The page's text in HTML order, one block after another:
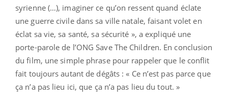
syrienne (…), imaginer ce qu’on ressent quand éclate
une guerre civile dans sa ville natale, faisant volet en
éclat sa vie, sa santé, sa sécurité », a expliqué une
porte-parole de l’ONG Save The Children. En conclusion
du film, une simple phrase pour rappeler que le conflit
fait toujours autant de dégâts : « Ce n’est pas parce que
ça n’a pas lieu ici, que ça n’a pas lieu du tout. »